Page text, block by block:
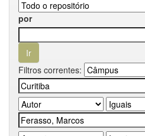
por
Filtros correntes: